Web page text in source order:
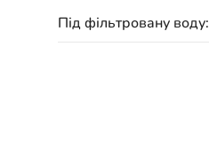
Під фільтровану воду: